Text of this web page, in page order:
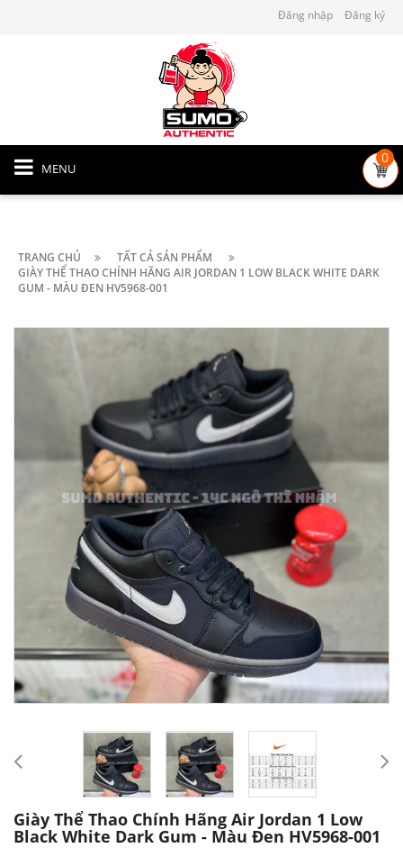
Đăng nhập Đăng ký
MENU
0
TRANG CHỦ
TẤT CẢ SẢN PHẨM
GIÀY THỂ THAO CHÍNH HÃNG AIR JORDAN 1 LOW BLACK WHITE DARK
GUM - MÀU ĐEN HV5968-001
Giày Thể Thao Chính Hãng Air Jordan 1 Low
Black White Dark Gum - Màu Đen HV5968-001